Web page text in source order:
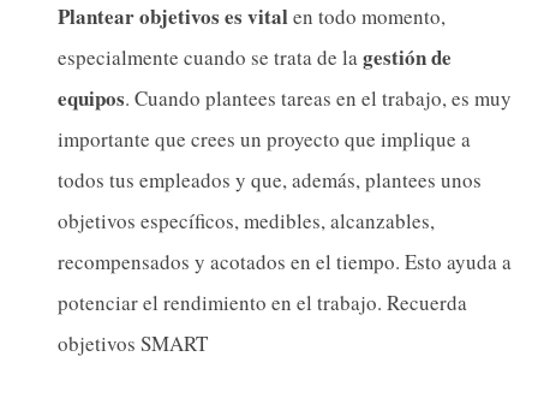
Plantear objetivos es vitalen todo momento,
especialmente cuando se trata de lagestión de
equipos. Cuando plantees tareas en el trabajo, es muy
importante que crees un proyecto que implique a
todos tus empleados y que, además, plantees unos
objetivos específicos, medibles, alcanzables,
recompensados y acotados en el tiempo. Esto ayuda a
potenciar el rendimiento en el trabajo. Recuerda
objetivos SMART